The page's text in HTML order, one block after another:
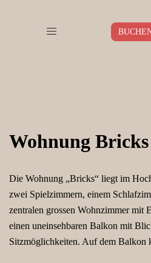
Wohnung Bricks
Die Wohnung „Bricks“ liegt im
zwei Spielzimmern, einem
zentralen grossen Wohnzimmer mit
einen uneinsehbaren Balkon mit
Sitzmöglichkeiten. Auf dem Balkon